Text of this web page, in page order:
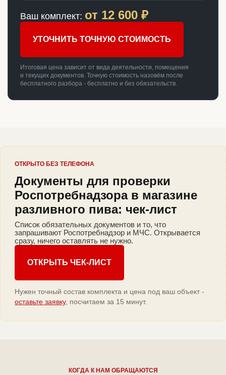
Ваш комплект: от 12 600 ₽
УТОЧНИТЬ ТОЧНУЮ СТОИМОСТЬ
Итоговая цена зависит от вида деятельности, помещения
и текущих документов. Точную стоимость назовём после
бесплатного разбора - бесплатно и без обязательств.
ОТКРЫТО БЕЗ ТЕЛЕФОНА
Документы для проверки
Роспотребнадзора в магазине
разливного пива: чек-лист
Список обязательных документов и то, что
запрашивают Роспотребнадзор и МЧС. Открывается
сразу, ничего оставлять не нужно.
ОТКРЫТЬ ЧЕК-ЛИСТ
Нужен точный состав комплекта и цена под ваш объект -
оставьте заявку, посчитаем за 15 минут.
КОГДА К НАМ ОБРАЩАЮТСЯ